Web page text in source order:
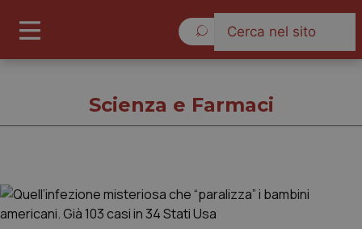
Scienza e Farmaci